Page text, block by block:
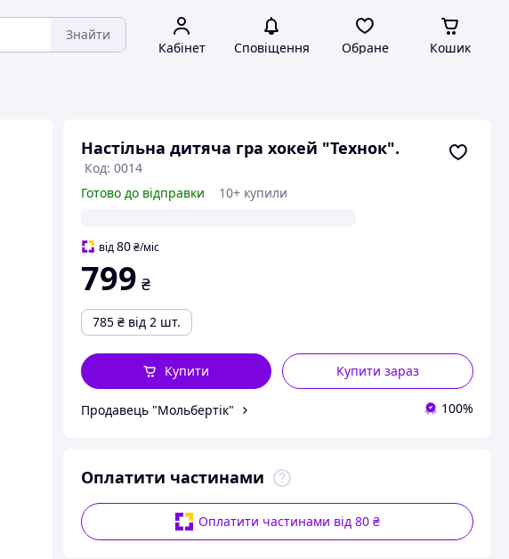
Знайти
Кабінет Сповіщення Обране Кошик
Настільна дитяча гра хокей "Технок".
Код: 0014
Готово до відправки
10+ купили
від80 ₴/міс
799 ₴
785 ₴ від 2 шт.
Купити зараз
Купити
Продавець "Мольбертік" 100%
Оплатити частинами
Оплатити частинами від 80 ₴